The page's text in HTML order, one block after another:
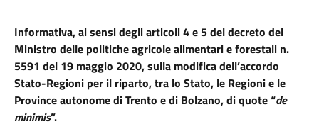
Informativa, ai sensi degli articoli 4 e 5 del decreto del
Ministro delle politiche agricole alimentari e forestali n.
5591 del 19 maggio 2020, sulla modifica dell’accordo
Stato-Regioni per il riparto, tra lo Stato, le Regioni e le
Province autonome di Trento e di Bolzano, di quote “de
minimis”.